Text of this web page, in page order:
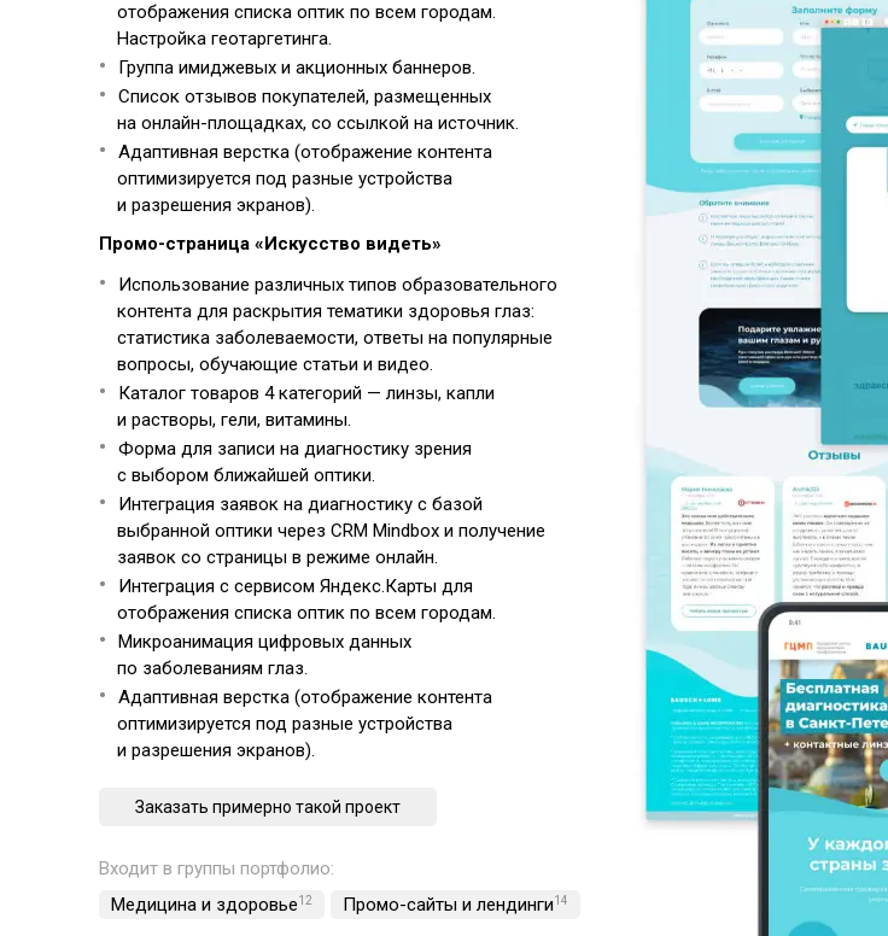
отображения списка оптик по всем городам.
Настройка геотаргетинга.
Группа имиджевых и акционных баннеров.
Список отзывов покупателей, размещенных
на онлайн-площадках, со ссылкой на источник.
Адаптивная верстка (отображение контента
оптимизируется под разные устройства
и разрешения экранов).
Промо-страница «Искусство видеть»
Использование различных типов образовательного
контента для раскрытия тематики здоровья глаз:
статистика заболеваемости, ответы на популярные
вопросы, обучающие статьи и видео.
Каталог товаров 4 категорий — линзы, капли
и растворы, гели, витамины.
Форма для записи на диагностику зрения
с выбором ближайшей оптики.
Интеграция заявок на диагностику с базой
выбранной оптики через CRM Mindbox и получение
заявок со страницы в режиме онлайн.
Интеграция с сервисом Яндекс.Карты для
отображения списка оптик по всем городам.
Микроанимация цифровых данных
по заболеваниям глаз.
Адаптивная верстка (отображение контента
оптимизируется под разные устройства
и разрешения экранов).
Заказать примерно такой проект
Входит в группы портфолио:
Медицина и здоровье12 Промо-сайты и лендинги14 10